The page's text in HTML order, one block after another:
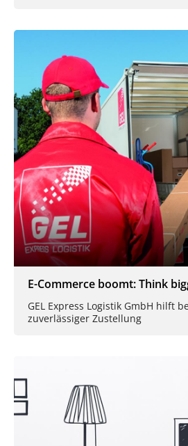
E-Commerce boomt: Think
GEL Express Logistik GmbH hilft
zuverlässiger Zustellung